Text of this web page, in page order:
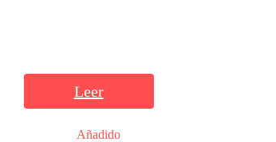
Leer
Añadido